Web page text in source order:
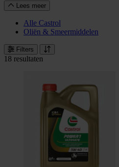
Lees meer
Alle Castrol
Oliën & Smeermiddelen
Filters
18 resultaten